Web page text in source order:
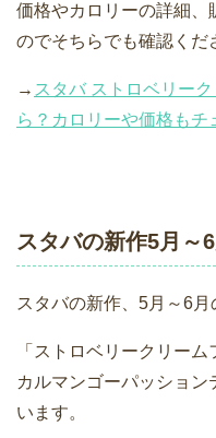
価格やカロリーの詳細、
のでそちらでも確認くだ
→ スタバ ストロベリー
ら？カロリーや価格もチ
スタバの新作5月～
スタバの新作、5月～6月
「ストロベリークリー
カルマンゴーパッショ
います。